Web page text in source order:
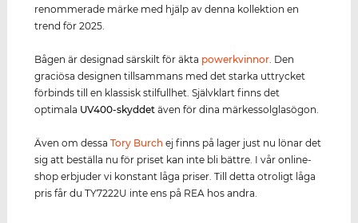
renommerade märke med hjälp av denna kollektion en
trend för 2025.
Bågen är designad särskilt för äkta powerkvinnor. Den
graciösa designen tillsammans med det starka uttrycket
förbinds till en klassisk stilfullhet. Självklart finns det
optimala UV400-skyddet även för dina märkessolglasögon.
Även om dessaTory Burch ej finns på lager just nu lönar det
sig att beställa nu för priset kan inte bli bättre. I vår online-
shop erbjuder vi konstant låga priser. Till detta otroligt låga
pris får du TY7222U inte ens på REA hos andra.